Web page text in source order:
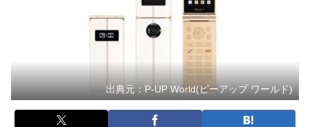
出典元：P-UP World(ピーアップ ワールド)